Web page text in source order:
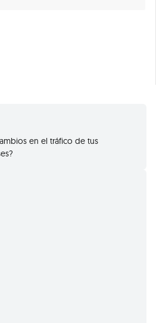
en el tráfico de tus